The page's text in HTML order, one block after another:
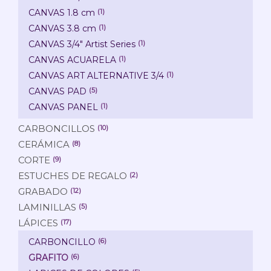
CANVAS 1.8 cm (1)
CANVAS 3.8 cm (1)
CANVAS 3/4" Artist Series (1)
CANVAS ACUARELA (1)
CANVAS ART ALTERNATIVE 3/4 (1)
CANVAS PAD (5)
CANVAS PANEL (1)
CARBONCILLOS (10)
CERÁMICA (8)
CORTE (9)
ESTUCHES DE REGALO (2)
GRABADO (12)
LAMINILLAS (5)
LÁPICES (17)
CARBONCILLO (6)
GRAFITO (6)